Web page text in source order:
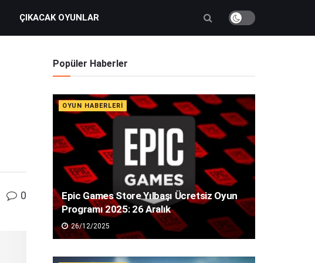
ÇIKACAK OYUNLAR
0
Popüler Haberler
OYUN HABERLERI
Epic Games Store Yılbaşı Ücretsiz Oyun
Programı 2025: 26 Aralık
26/12/2025